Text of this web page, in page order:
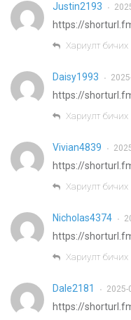
Justin2193 •
https://
Хариулт бичих
Daisy1993 •
https://
Хариулт бичих
Vivian4839 •
https://
Хариулт бичих
Nicholas4374 •
https://
Хариулт бичих
Dale2181 • 2025-
https://